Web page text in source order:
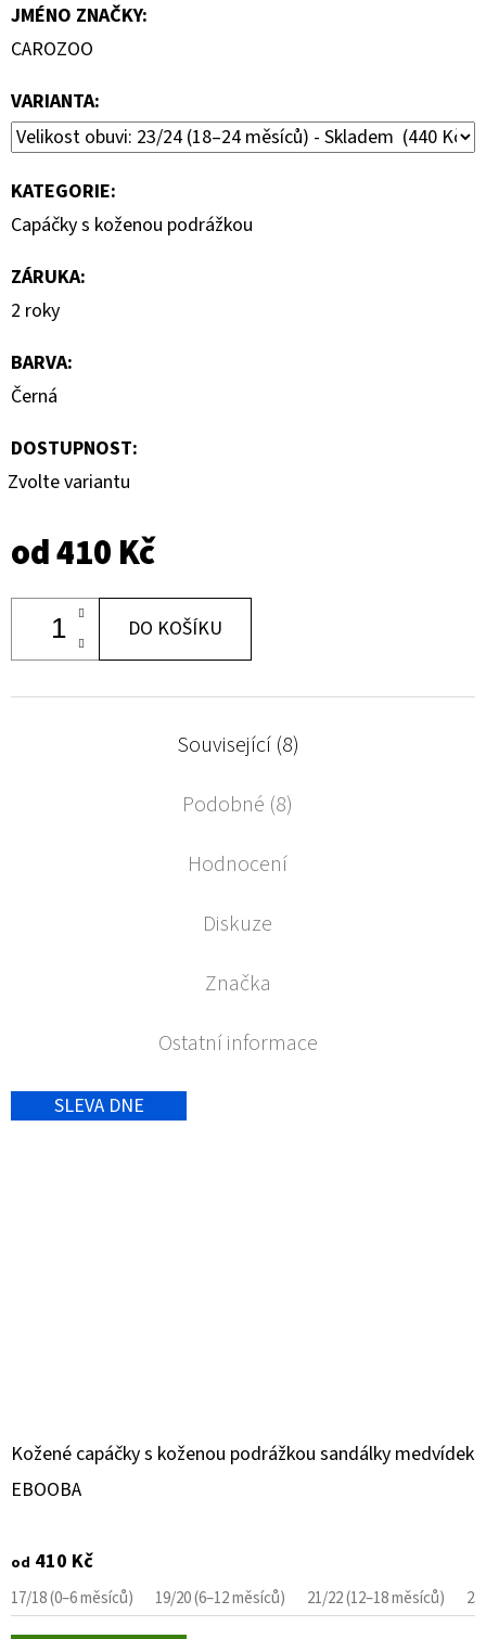
JMÉNO ZNAČKY:
CAROZOO
VARIANTA:
KATEGORIE:
Capáčky s koženou podrážkou
ZÁRUKA:
2 roky
BARVA:
Černá
DOSTUPNOST:
Zvolte variantu
od410 Kč
DO KOŠÍKU
Související (8)
Podobné (8)
Hodnocení
Diskuze
Značka
Ostatní informace
SLEVA DNE
Kožené capáčky s koženou podrážkou sandálky medvídek
EBOOBA
od 410 Kč
17/18 (0–6 měsíců) 19/20 (6–12 měsíců) 21/22 (12–18 měsíců)